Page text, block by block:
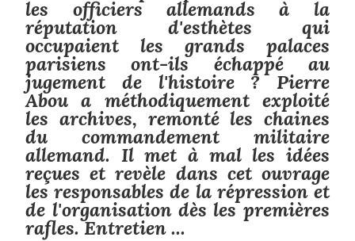
les officiers allemands à la
réputation d'esthètes qui
occupaient les grands palaces
parisiens ont-ils échappé au
jugement de l'histoire ? Pierre
Abou a méthodiquement exploité
les archives, remonté les chaines
du commandement militaire
allemand. Il met à mal les idées
reçues et revèle dans cet ouvrage
les responsables de la répression et
de l'organisation dès les premières
rafles. Entretien ...